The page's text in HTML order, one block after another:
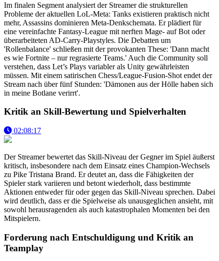
Im finalen Segment analysiert der Streamer die strukturellen
Probleme der aktuellen LoL-Meta: Tanks existieren praktisch nicht
mehr, Assassins dominieren Meta-Denkschemata. Er plädiert für
eine vereinfachte Fantasy-League mit nerften Mage- auf Bot oder
überarbeiteten AD-Carry-Playstyles. Die Debatten um
'Rollenbalance' schließen mit der provokanten These: 'Dann macht
es wie Fortnite – nur regrasierte Teams.' Auch die Community soll
verstehen, dass Let’s Plays variabler als Unity gewährleisten
müssen. Mit einem satirischen Chess/League-Fusion-Shot endet der
Stream nach über fünf Stunden: 'Dämonen aus der Hölle haben sich
in meine Botlane verirrt'.
Kritik an Skill-Bewertung und Spielverhalten
02:08:17
Der Streamer bewertet das Skill-Niveau der Gegner im Spiel äußerst
kritisch, insbesondere nach dem Einsatz eines Champion-Wechsels
zu Pike Tristana Brand. Er deutet an, dass die Fähigkeiten der
Spieler stark variieren und betont wiederholt, dass bestimmte
Aktionen entweder für oder gegen das Skill-Niveau sprechen. Dabei
wird deutlich, dass er die Spielweise als unausgeglichen ansieht, mit
sowohl herausragenden als auch katastrophalen Momenten bei den
Mitspielern.
Forderung nach Entschuldigung und Kritik an
Teamplay